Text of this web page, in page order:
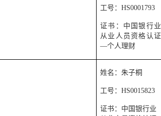
工号：HS0001793
证书：中国银行业
从业人员资格认证
—个人理财
姓名：朱子桐
工号：HS0015823
证书：中国银行业